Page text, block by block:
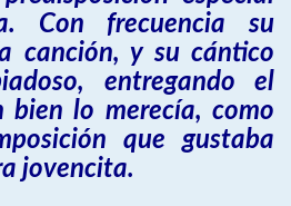
Con frecuencia su
canción, y su cántico
entregando el
bien lo merecía, como
que gustaba
jovencita.